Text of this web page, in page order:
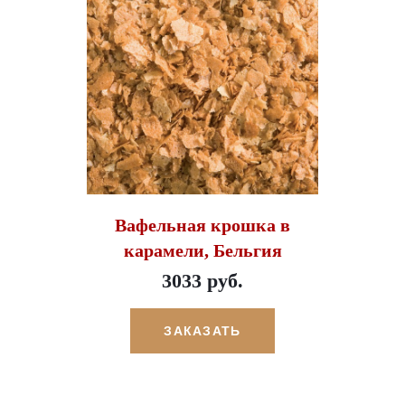
Вафельная крошка в
карамели, Бельгия
3033 руб.
ЗАКАЗАТЬ